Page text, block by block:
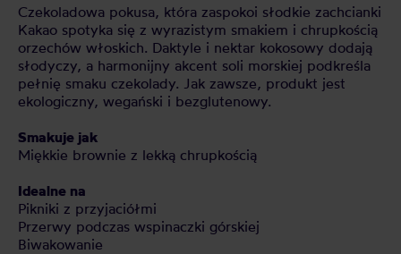
Czekoladowa pokusa, która zaspokoi słodkie zachcianki
Kakao spotyka się z wyrazistym smakiem i chrupkością
orzechów włoskich. Daktyle i nektar kokosowy dodają
słodyczy, a harmonijny akcent soli morskiej podkreśla
pełnię smaku czekolady. Jak zawsze, produkt jest
ekologiczny, wegański i bezglutenowy.
Smakuje jak
Miękkie brownie z lekką chrupkością
Idealne na
Pikniki z przyjaciółmi
Przerwy podczas wspinaczki górskiej
Biwakowanie